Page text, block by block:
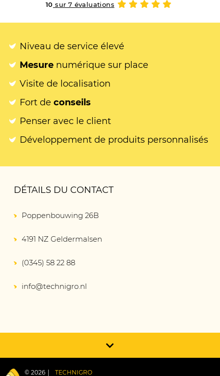
10 sur 7 évaluations
Niveau de service élevé
Mesure numérique sur place
Visite de localisation
Fort de conseils
Penser avec le client
Développement de produits personnalisés
DÉTAILS DU CONTACT
Poppenbouwing 26B
4191 NZ Geldermalsen
(0345) 58 22 88
info@technigro.nl
© 2026 TECHNIGRO